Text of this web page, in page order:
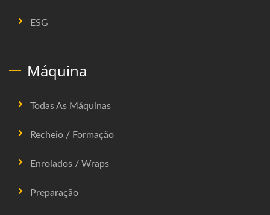
ESG
Máquina
Todas As Máquinas
Recheio / Formação
Enrolados / Wraps
Preparação